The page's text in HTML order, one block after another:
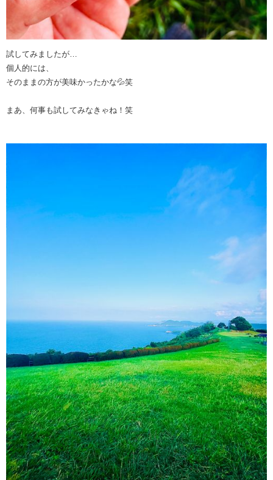
試してみましたが…
個人的には、
そのままの方が美味かったかな💦笑
まあ、何事も試してみなきゃね！笑